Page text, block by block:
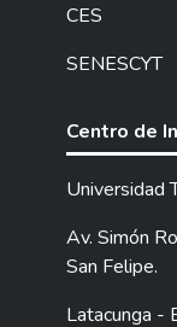
CES
SENESCYT
Centro de
Universidad
Av. Simón
San Felipe.
Latacunga -